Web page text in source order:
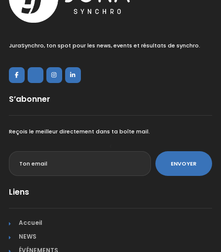
JuraSynchro, ton spot pour les news, events et résultats de synchro.
S’abonner
Reçois le meilleur directement dans ta boîte mail.
ENVOYER
Liens
Accueil
NEWS
ÉVÉNEMENTS